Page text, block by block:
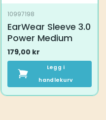
10997198
EarWear Sleeve 3.0
Power Medium
179,00 kr
Legg i
handlekurv